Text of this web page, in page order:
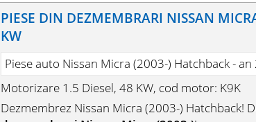
PIESE DIN DEZMEMBRARI NISSAN
KW
Piese auto Nissan Micra (2003-) Hatchback - an
Motorizare 1.5 Diesel, 48 KW, cod motor: K9K
Dezmembrez Nissan Micra (2003-) Hatchback!